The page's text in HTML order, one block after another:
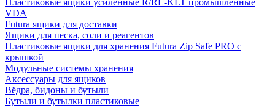
Пластиковые ящики усиленные R/RL-KLT промышленные
VDA
Futura ящики для доставки
Ящики для песка, соли и реагентов
Пластиковые ящики для хранения Futura Zip Safe PRO с
крышкой
Модульные системы хранения
Аксессуары для ящиков
Вёдра, бидоны и бутыли
Бутыли и бутылки пластиковые